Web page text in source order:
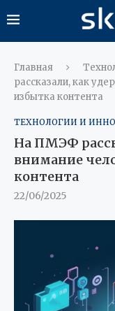
Главная
рассказали, как
избытка контента
ТЕХНОЛОГИИ И
На ПМЭФ
внимание
контента
22/06/2025